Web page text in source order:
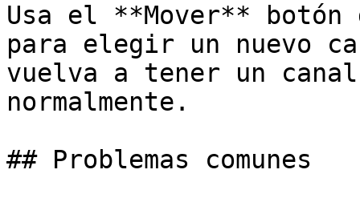
Usa el **Mover**
para elegir un nuevo
vuelva a tener un
normalmente.
## Problemas comunes